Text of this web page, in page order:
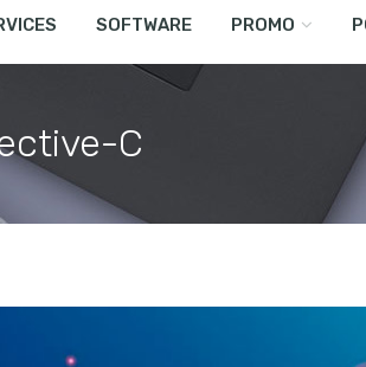
SOFTWARE PROMO
C